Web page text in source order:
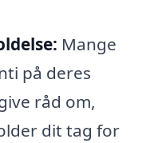
Mange
på deres
råd om,
dit tag for